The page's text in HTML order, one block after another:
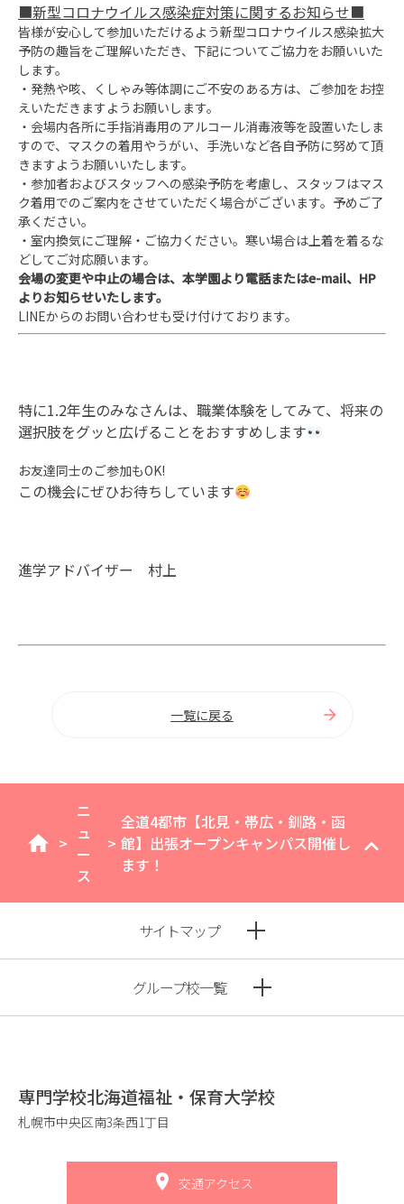
■新型コロナウイルス感染症対策に関するお知らせ■
皆様が安心して参加いただけるよう新型コロナウイルス感染拡大
予防の趣旨をご理解いただき、下記についてご協力をお願いいた
します。
・発熱や咳、くしゃみ等体調にご不安のある方は、ご参加をお控
えいただきますようお願いします。
・会場内各所に手指消毒用のアルコール消毒液等を設置いたしま
すので、マスクの着用やうがい、手洗いなど各自予防に努めて頂
きますようお願いいたします。
・参加者およびスタッフへの感染予防を考慮し、スタッフはマス
ク着用でのご案内をさせていただく場合がございます。予めご了
承ください。
・室内換気にご理解・ご協力ください。寒い場合は上着を着るな
どしてご対応願います。
会場の変更や中止の場合は、本学園より電話またはe-mail、HP
よりお知らせいたします。
LINEからのお問い合わせも受け付けております。
特に1.2年生のみなさんは、職業体験をしてみて、将来の
選択肢をグッと広げることをおすすめします
お友達同士のご参加もOK!
この機会にぜひお待ちしています
進学アドバイザー 村上
一覧に戻る
home
>
ニ
ュ
ー
ス
>
全道4都市【北見・帯広・釧路・函
館】出張オープンキャンパス開催し
ます！
サイトマップ
グループ校一覧
専門学校北海道福祉・保育大学校
札幌市中央区南3条西1丁目
交通アクセス